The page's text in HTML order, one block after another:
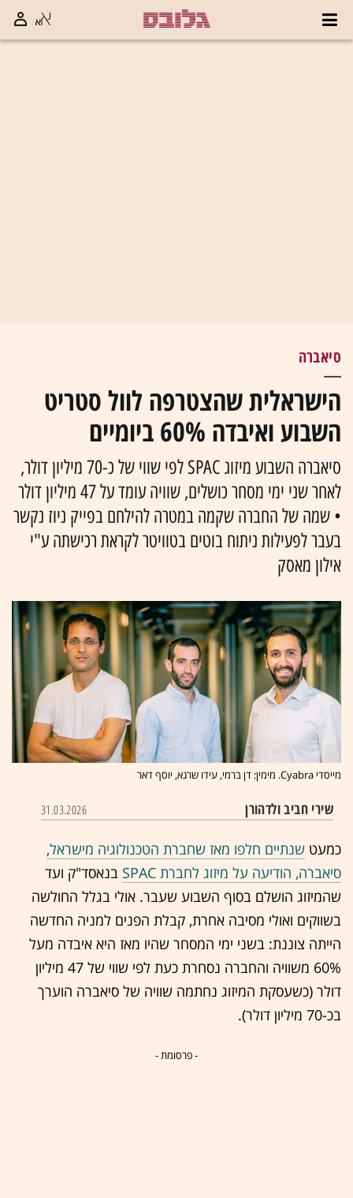
סיאברה
הישראלית שהצטרפה לוול סטריט
השבוע ואיבדה 60% ביומיים
סיאברה השבוע מיזוג SPAC לפי שווי של כ-70 מיליון דולר,
לאחר שני ימי מסחר כושלים, שוויה עומד על 47 מיליון דולר
• שמה של החברה שקמה במטרה להילחם בפייק ניוז נקשר
בעבר לפעילות ניתוח בוטים בטוויטר לקראת רכישתה ע"י
אילון מאסק
מייסדי Cyabra. מימין: דן ברמי, עידו שרגא, יוסף דאר
שירי חביב ולדהורן 31.03.2026
כמעט שנתיים חלפו מאז שחברת הטכנולוגיה מישראל,
סיאברה, הודיעה על מיזוג לחברת SPAC
בנאסד"ק ועד
שהמיזוג הושלם בסוף השבוע שעבר. אולי בגלל החולשה
בשווקים ואולי מסיבה אחרת, קבלת הפנים למניה החדשה
הייתה צוננת: בשני ימי המסחר שהיו מאז היא איבדה מעל
60% משוויה והחברה נסחרת כעת לפי שווי של 47 מיליון
דולר (כשעסקת המיזוג נחתמה שוויה של סיאברה הוערך
בכ-70 מיליון דולר).
- פרסומת -